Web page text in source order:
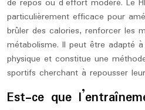
de repos ou d’effort modéré. Le
particulièrement efficace pour
brûler des calories, renforcer les
métabolisme. Il peut être adapté
physique et constitue une
sportifs cherchant à repousser
Est-ce que